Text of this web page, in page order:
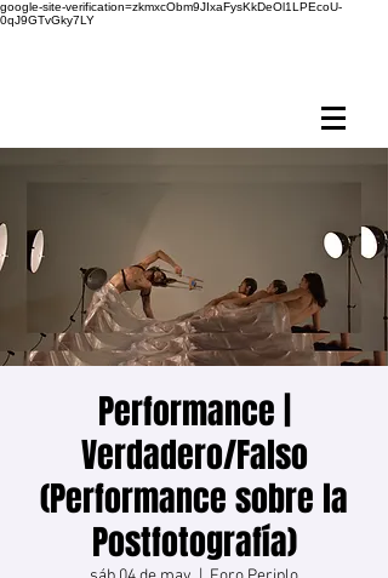
google-site-verification=zkmxcObm9JIxaFysKkDeOl1LPEcoU-
0qJ9GTvGky7LY
Performance |
Verdadero/Falso
(Performance sobre la
Postfotografía)